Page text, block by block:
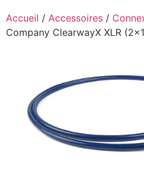
Accueil / Accessoires /
Company ClearwayX XLR